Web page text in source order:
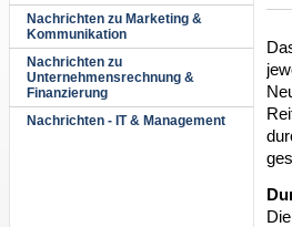
Nachrichten zu Marketing &
Kommunikation
Nachrichten zu
Unternehmensrechnung &
Finanzierung
Nachrichten - IT & Management